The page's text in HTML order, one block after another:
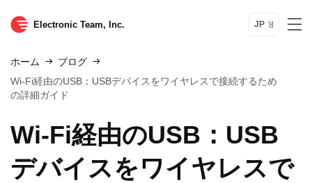
Electronic Team, Inc. JP
ホーム
ブログ
Wi-Fi経由のUSB：USBデバイスをワイヤレスで接続するため
の詳細ガイド
Wi-Fi経由のUSB：USB
デバイスをワイヤレスで